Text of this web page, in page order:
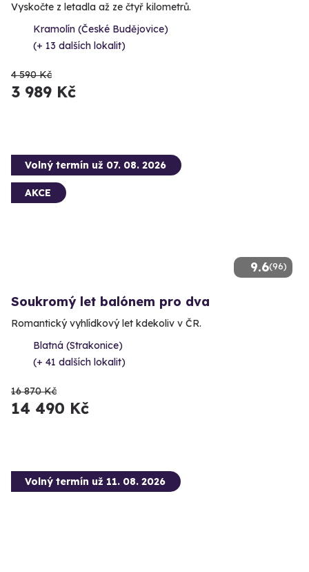
Vyskočte z letadla až ze čtyř kilometrů.
Kramolín (České Budějovice)
(+ 13 dalších lokalit)
4 590 Kč
3 989 Kč
9.6(96)
Volný termín už 07. 08. 2026
AKCE
Soukromý let balónem pro dva
Romantický vyhlídkový let kdekoliv v ČR.
Blatná (Strakonice)
(+ 41 dalších lokalit)
16 870 Kč
14 490 Kč
Volný termín už 11. 08. 2026